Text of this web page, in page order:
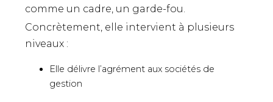
comme un cadre, un garde-fou.
Concrètement, elle intervient à plusieurs
niveaux :
Elle délivre l’agrément aux sociétés de
gestion